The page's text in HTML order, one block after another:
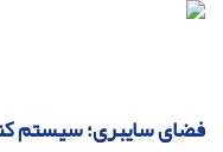
فضای سایبری؛ سیستم